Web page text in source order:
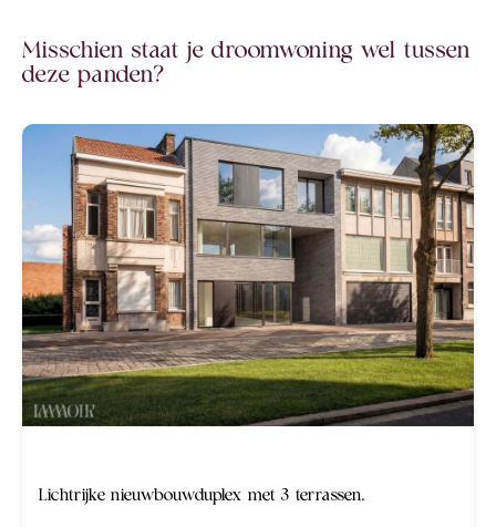
Misschien staat je droomwoning wel tussen
deze panden?
Nieuwbouw
Lichtrijke nieuwbouwduplex met 3 terrassen.